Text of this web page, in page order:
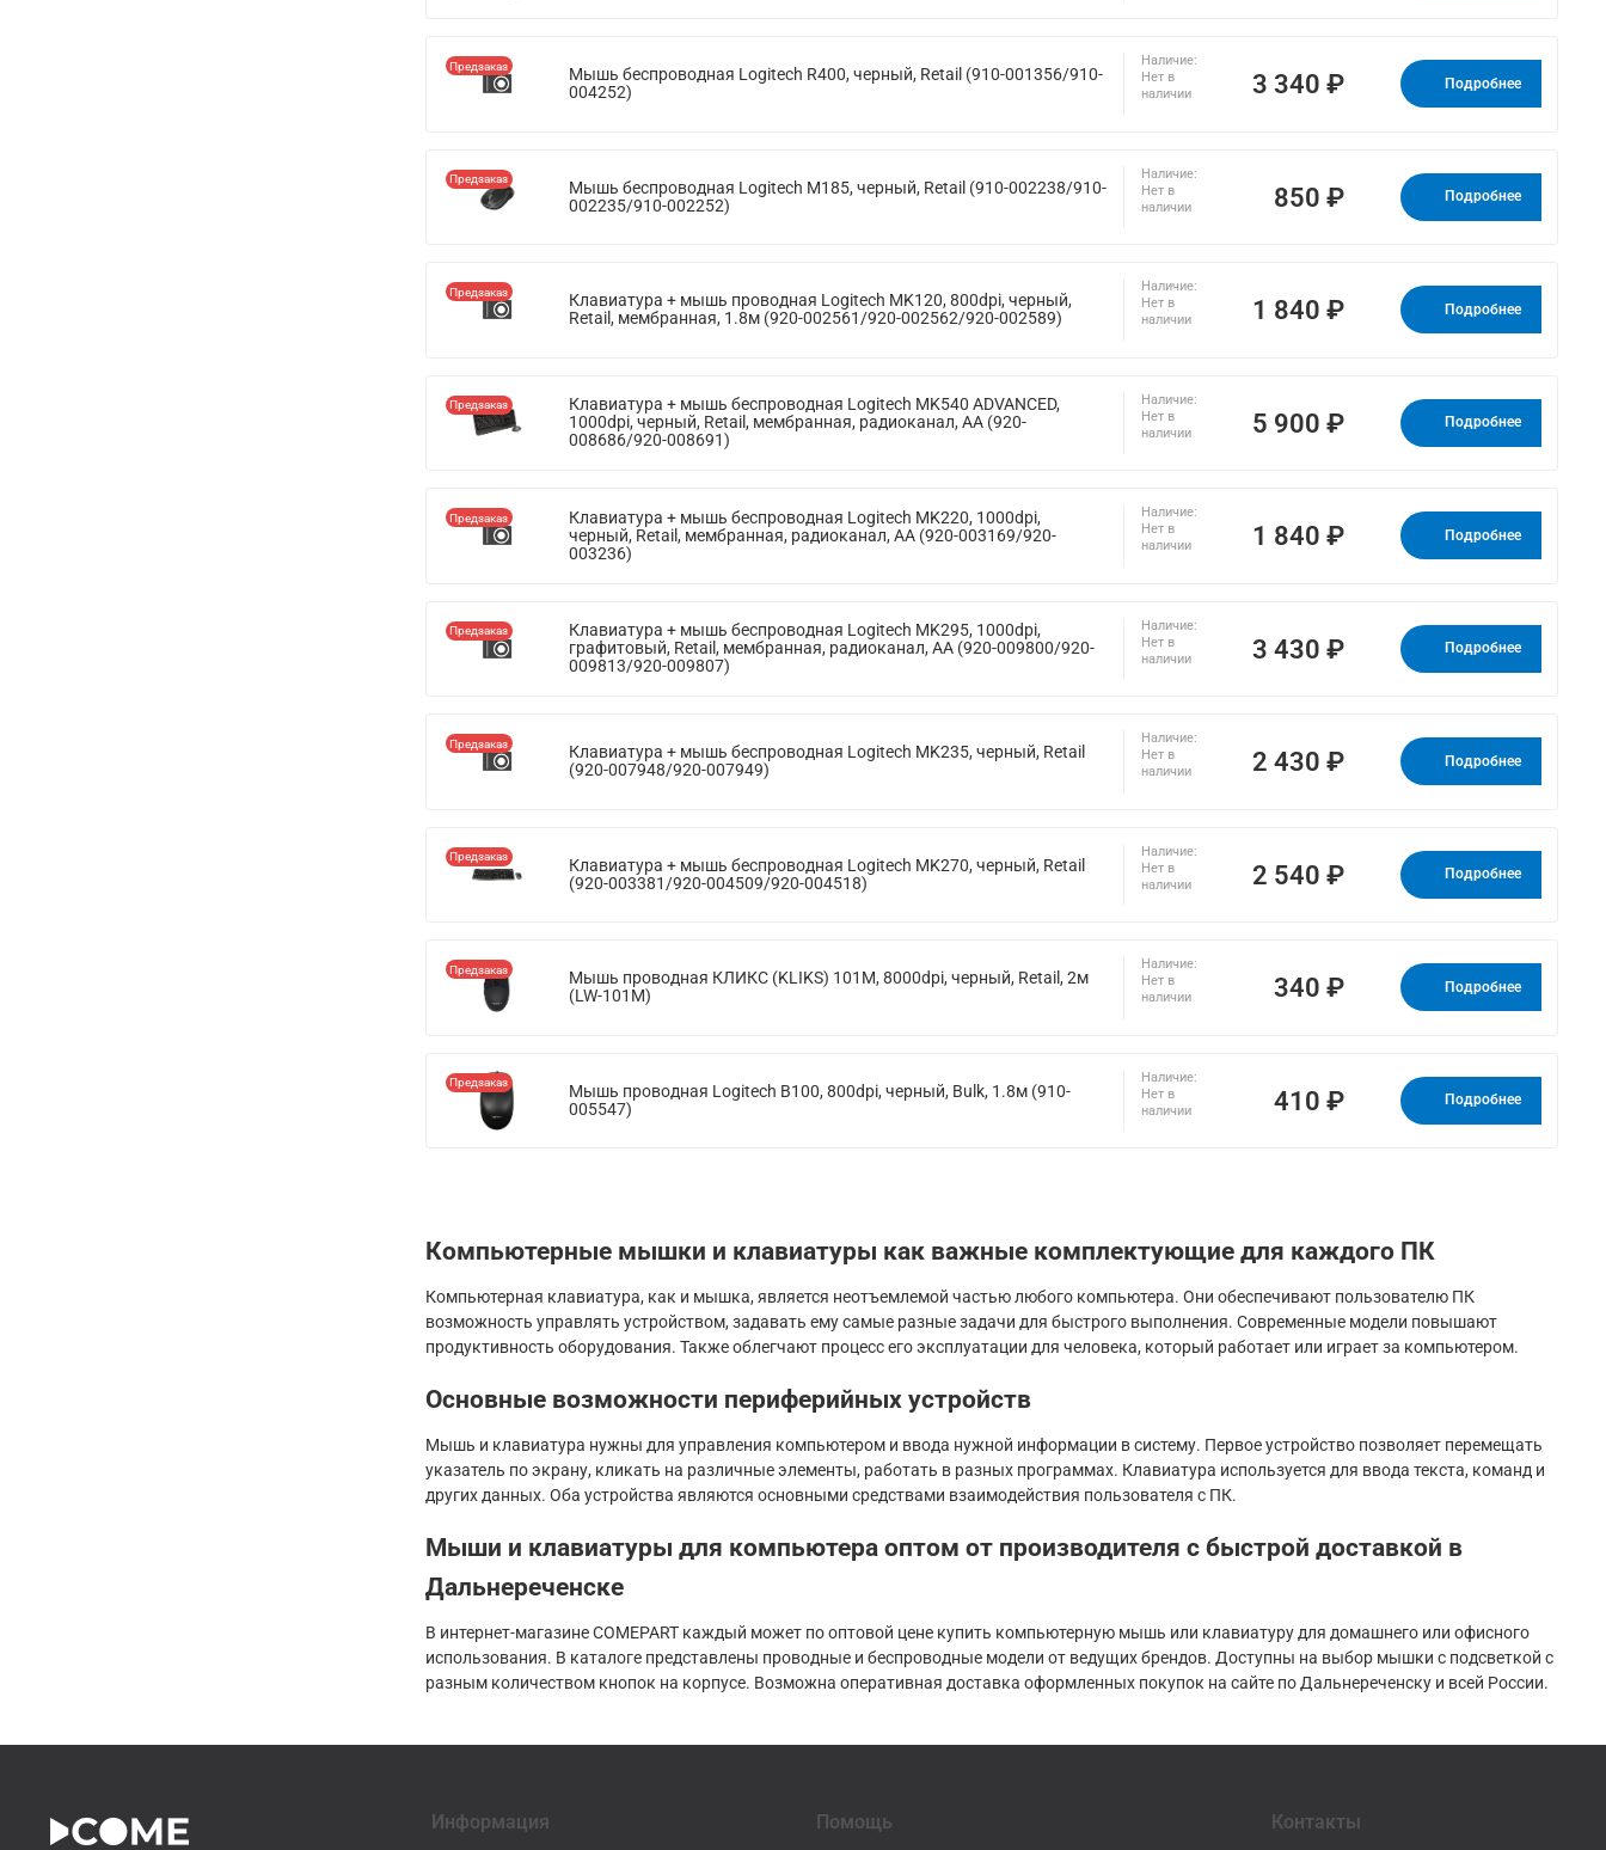
Предзаказ
Мышь беспроводная Logitech R400, черный, Retail (910-001356/910-
004252)
Наличие:
Нет в
наличии
3 340 ₽ Подробнее
Предзаказ
Мышь беспроводная Logitech M185, черный, Retail (910-002238/910-
002235/910-002252)
Наличие:
Нет в
наличии
850 ₽ Подробнее
Предзаказ
Клавиатура + мышь проводная Logitech MK120, 800dpi, черный,
Retail, мембранная, 1.8м (920-002561/920-002562/920-002589)
Наличие:
Нет в
наличии
1 840 ₽ Подробнее
Предзаказ
Клавиатура + мышь беспроводная Logitech MK540 ADVANCED,
1000dpi, черный, Retail, мембранная, радиоканал, AA (920-
008686/920-008691)
Наличие:
Нет в
наличии
5 900 ₽ Подробнее
Предзаказ
Клавиатура + мышь беспроводная Logitech MK220, 1000dpi,
черный, Retail, мембранная, радиоканал, AA (920-003169/920-
003236)
Наличие:
Нет в
наличии
1 840 ₽ Подробнее
Предзаказ
Клавиатура + мышь беспроводная Logitech MK295, 1000dpi,
графитовый, Retail, мембранная, радиоканал, AA (920-009800/920-
009813/920-009807)
Наличие:
Нет в
наличии
3 430 ₽ Подробнее
Предзаказ
Клавиатура + мышь беспроводная Logitech MK235, черный, Retail
(920-007948/920-007949)
Наличие:
Нет в
наличии
2 430 ₽ Подробнее
Предзаказ
Клавиатура + мышь беспроводная Logitech MK270, черный, Retail
(920-003381/920-004509/920-004518)
Наличие:
Нет в
наличии
2 540 ₽ Подробнее
Предзаказ
Мышь проводная КЛИКС (KLIKS) 101M, 8000dpi, черный, Retail, 2м
(LW-101M)
Наличие:
Нет в
наличии
340 ₽ Подробнее
Предзаказ
Мышь проводная Logitech B100, 800dpi, черный, Bulk, 1.8м (910-
005547)
Наличие:
Нет в
наличии
410 ₽ Подробнее
Компьютерные мышки и клавиатуры как важные комплектующие для каждого ПК
Компьютерная клавиатура, как и мышка, является неотъемлемой частью любого компьютера. Они обеспечивают пользователю ПК
возможность управлять устройством, задавать ему самые разные задачи для быстрого выполнения. Современные модели повышают
продуктивность оборудования. Также облегчают процесс его эксплуатации для человека, который работает или играет за компьютером.
Основные возможности периферийных устройств
Мышь и клавиатура нужны для управления компьютером и ввода нужной информации в систему. Первое устройство позволяет перемещать
указатель по экрану, кликать на различные элементы, работать в разных программах. Клавиатура используется для ввода текста, команд и
других данных. Оба устройства являются основными средствами взаимодействия пользователя с ПК.
Мыши и клавиатуры для компьютера оптом от производителя с быстрой доставкой в
Дальнереченске
В интернет-магазине COMEPART каждый может по оптовой цене купить компьютерную мышь или клавиатуру для домашнего или офисного
использования. В каталоге представлены проводные и беспроводные модели от ведущих брендов. Доступны на выбор мышки с подсветкой с
разным количеством кнопок на корпусе. Возможна оперативная доставка оформленных покупок на сайте по Дальнереченску и всей России.
Информация Помощь Контакты